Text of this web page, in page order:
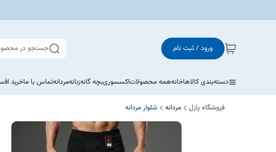
ورود / ثبت نام جستجو در
دسته‌بندی کالاهاخانههمه محصولاتاکسسوریبچه گانهزنانهمردانهتماس با ماخرید
فروشگاه پازل مردانه شلوار مردانه